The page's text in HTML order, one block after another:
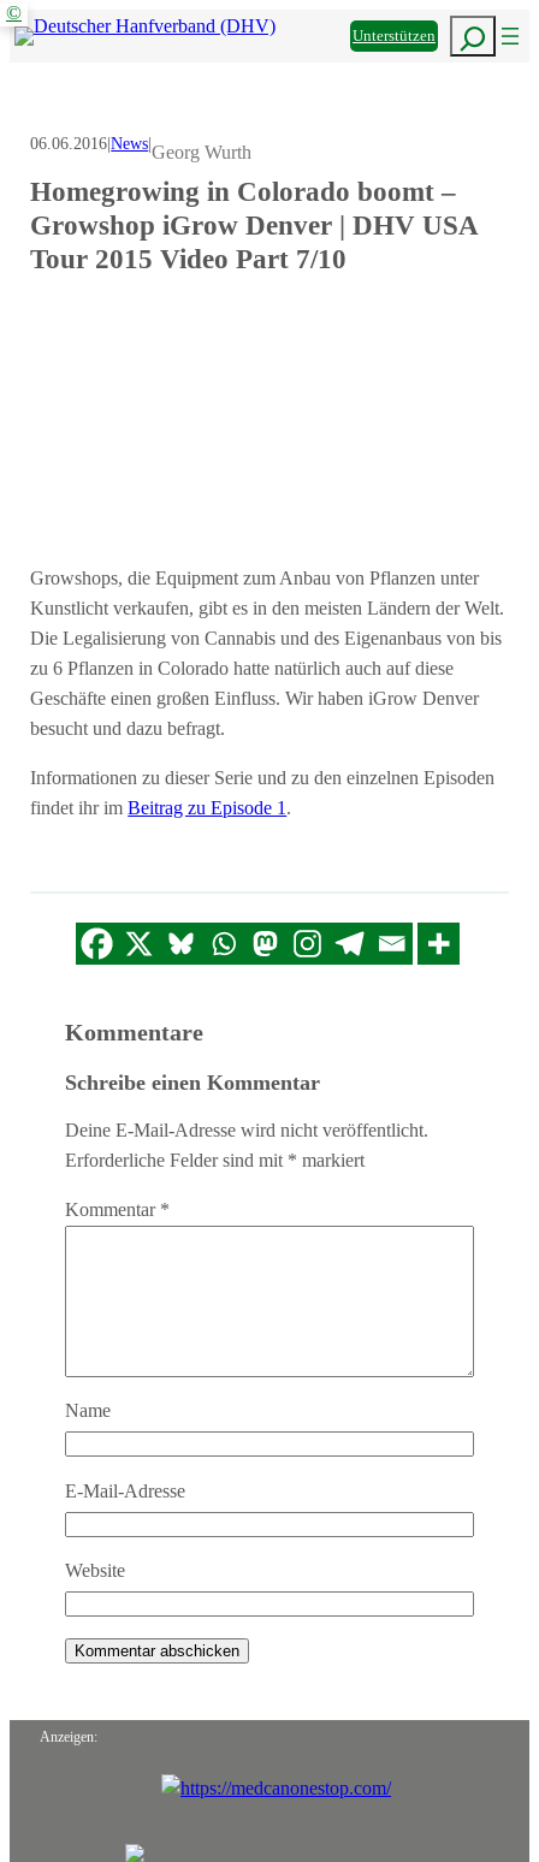
Zum
Inhalt
Informieren
DHV
UnterstützenSuchen
©
06.06.2016|News|Georg Wurth
Homegrowing in Colorado boomt –
Growshop iGrow Denver | DHV USA
Tour 2015 Video Part 7/10
Growshops, die Equipment zum Anbau von Pflanzen unter
Kunstlicht verkaufen, gibt es in den meisten Ländern der Welt.
Die Legalisierung von Cannabis und des Eigenanbaus von bis
zu 6 Pflanzen in Colorado hatte natürlich auch auf diese
Geschäfte einen großen Einfluss. Wir haben iGrow Denver
besucht und dazu befragt.
Informationen zu dieser Serie und zu den einzelnen Episoden
findet ihr imBeitrag zu Episode 1.
Kommentare
Schreibe einen Kommentar
Deine E-Mail-Adresse wird nicht veröffentlicht.
Erforderliche Felder sind mit * markiert
Kommentar *
Name
E-Mail-Adresse
Website
Anzeigen: